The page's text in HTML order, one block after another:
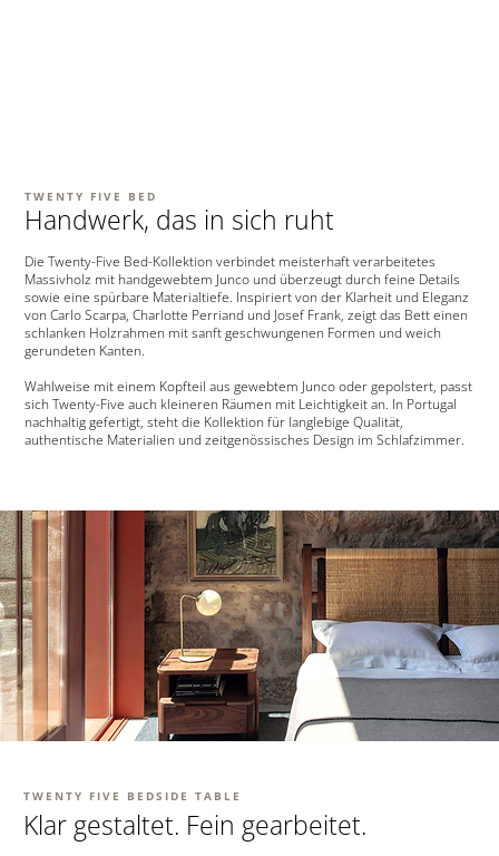
TWENTY FIVE BED
Handwerk, das in sich ruht
Die Twenty-Five Bed-Kollektion verbindet meisterhaft verarbeitetes
Massivholz mit handgewebtem Junco und überzeugt durch feine Details
sowie eine spürbare Materialtiefe. Inspiriert von der Klarheit und Eleganz
von Carlo Scarpa, Charlotte Perriand und Josef Frank, zeigt das Bett einen
schlanken Holzrahmen mit sanft geschwungenen Formen und weich
gerundeten Kanten.
Wahlweise mit einem Kopfteil aus gewebtem Junco oder gepolstert, passt
sich Twenty-Five auch kleineren Räumen mit Leichtigkeit an. In Portugal
nachhaltig gefertigt, steht die Kollektion für langlebige Qualität,
authentische Materialien und zeitgenössisches Design im Schlafzimmer.
TWENTY FIVE BEDSIDE TABLE
Klar gestaltet. Fein gearbeitet.